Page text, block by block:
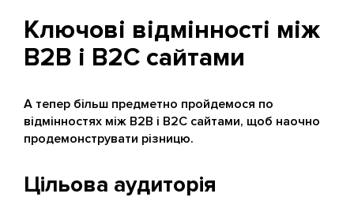
Ключові відмінності між
B2B і B2C сайтами
А тепер більш предметно пройдемося по
відмінностях між B2B і B2C сайтами, щоб наочно
продемонструвати різницю.
Цільова аудиторія